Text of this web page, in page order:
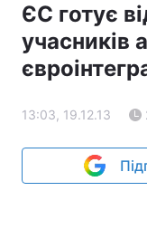
ЄС готує
учасників
13:03, 19.12.13